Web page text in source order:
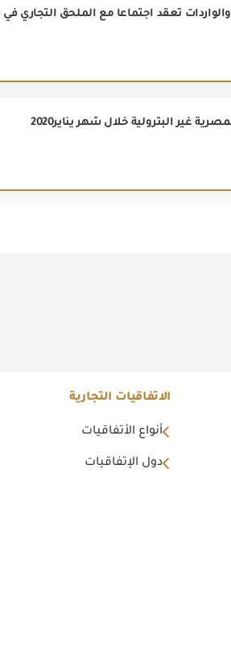
تعقد اجتماعاً مع الملحق التجاري في
غير البترولية خلال شهر يناير2020
الاتفاقيات التجارية
أنواع الأتفاقيات
دول الإتفاقيات